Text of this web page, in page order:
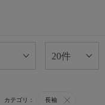
カテゴリ： 長袖